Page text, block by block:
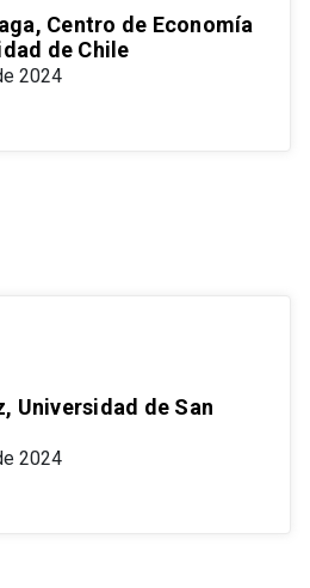
Centro de Economía
de Chile
2024
Universidad de San
2024